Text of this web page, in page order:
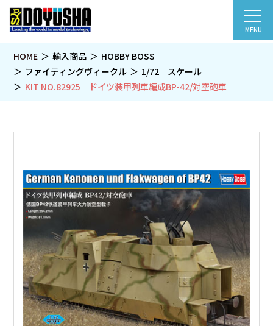
MENU
HOME 輸入商品
HOBBY BOSS
ファイティングヴィークル
1/72 スケール
KIT NO.82925 ドイツ装甲列車編成BP-42/対空砲車